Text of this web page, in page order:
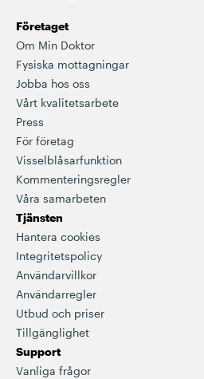
Företaget
Om Min Doktor
Fysiska mottagningar
Jobba hos oss
Vårt kvalitetsarbete
Press
För företag
Visselblåsarfunktion
Kommenteringsregler
Våra samarbeten
Tjänsten
Hantera cookies
Integritetspolicy
Användarvillkor
Användarregler
Utbud och priser
Tillgänglighet
Support
Vanliga frågor